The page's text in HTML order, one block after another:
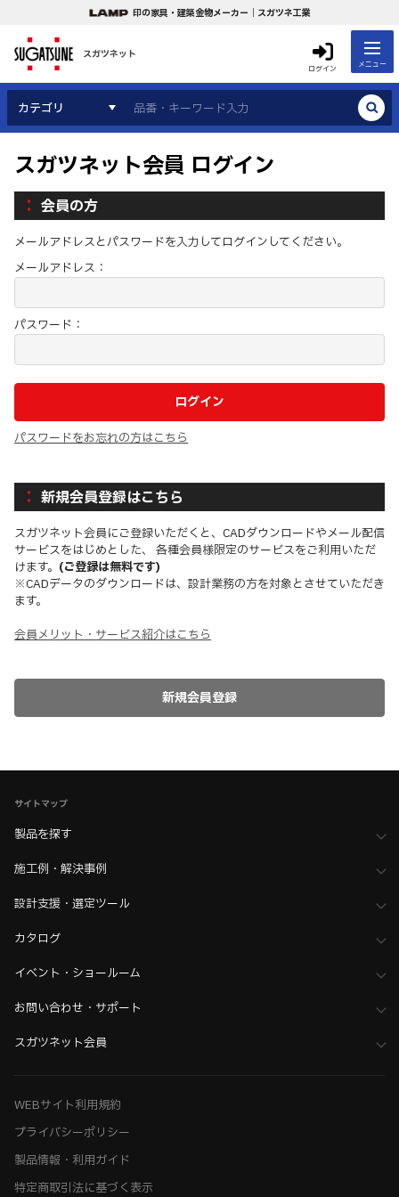
印の家具・建築金物メーカー｜スガツネ工業
スガツネット
ログイン メニュー
カテゴリ
スガツネット会員 ログイン
会員の方
メールアドレスとパスワードを入力してログインしてください。
メールアドレス：
パスワード：
パスワードをお忘れの方はこちら
新規会員登録はこちら
スガツネット会員にご登録いただくと、CADダウンロードやメール配信
サービスをはじめとした、 各種会員様限定のサービスをご利用いただ
けます。 (ご登録は無料です)
※CADデータのダウンロードは、設計業務の方を対象とさせていただき
ます。
会員メリット・サービス紹介はこちら
サイトマップ
製品を探す
施工例・解決事例
設計支援・選定ツール
カタログ
イベント・ショールーム
お問い合わせ・サポート
スガツネット会員
WEBサイト利用規約
プライバシーポリシー
製品情報・利用ガイド
特定商取引法に基づく表示